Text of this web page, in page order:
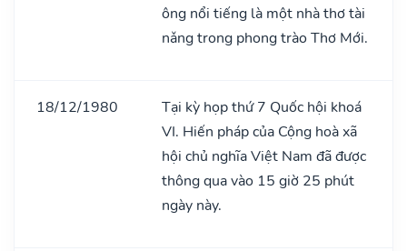
ông nổi tiếng là một nhà thơ tài
nǎng trong phong trào Thơ Mới.
18/12/1980
Tại kỳ họp thứ 7 Quốc hội khoá
VI. Hiến pháp của Cộng hoà xã
hội chủ nghĩa Việt Nam đã được
thông qua vào 15 giờ 25 phút
ngày này.